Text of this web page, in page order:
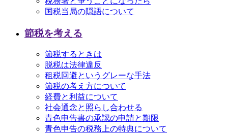
国税当局の隠語について
節税を考える
節税するときは
脱税は法律違反
租税回避というグレーな手法
節税の考え方について
経費と利益について
社会通念と照らし合わせる
青色申告書の承認の申請と期限
青色申告の税務上の特典について